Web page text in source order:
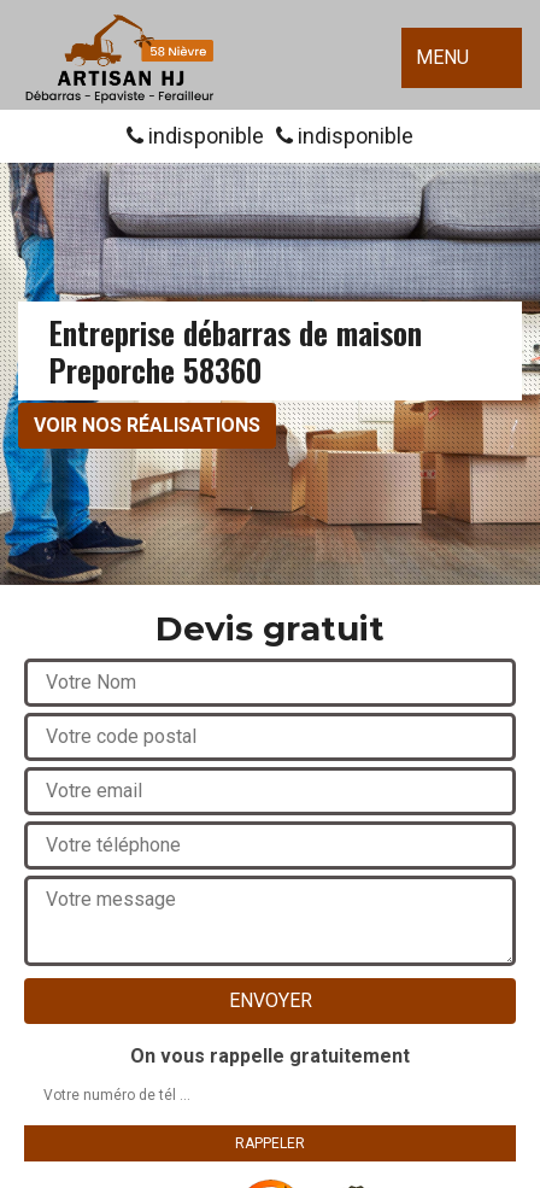
MENU
indisponible indisponible
Entreprise débarras de maison
Preporche 58360
VOIR NOS RÉALISATIONS
Devis gratuit
On vous rappelle gratuitement